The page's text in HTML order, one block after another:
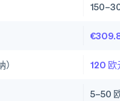
120 欧
5–50